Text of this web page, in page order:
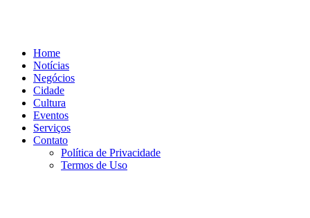
Home
Notícias
Negócios
Cidade
Cultura
Eventos
Serviços
Contato
Política de Privacidade
Termos de Uso